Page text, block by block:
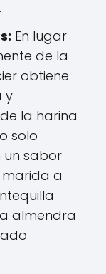
En lugar
de la
obtiene
y
la harina
solo
un sabor
a
almendra